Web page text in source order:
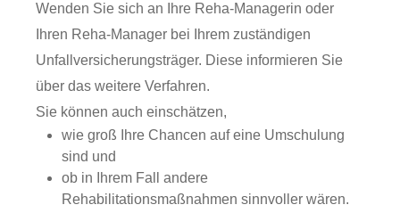
Wenden Sie sich an Ihre Reha-Managerin oder
Ihren Reha-Manager bei Ihrem zuständigen
Unfallversicherungsträger. Diese informieren Sie
über das weitere Verfahren.
Sie können auch einschätzen,
wie groß Ihre Chancen auf eine Umschulung
sind und
ob in Ihrem Fall andere
Rehabilitationsmaßnahmen sinnvoller wären.